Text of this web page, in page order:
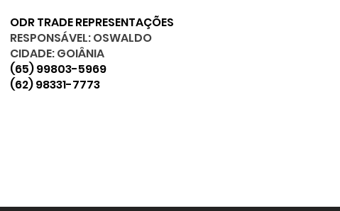
ODR TRADE REPRESENTAÇÕES
RESPONSÁVEL: OSWALDO
CIDADE: GOIÂNIA
(65) 99803-5969
(62) 98331-7773